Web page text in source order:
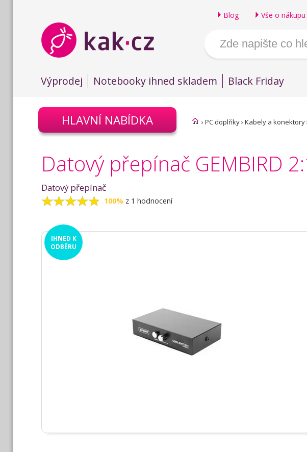
Blog Vše o nákupu
Výprodej Notebooky ihned skladem Black Friday
HLAVNÍ NABÍDKA › PC doplňky› Kabely a konektory
Datový přepínač GEMBIRD
Datový přepínač
100% z 1 hodnocení
IHNED K
ODBĚRU